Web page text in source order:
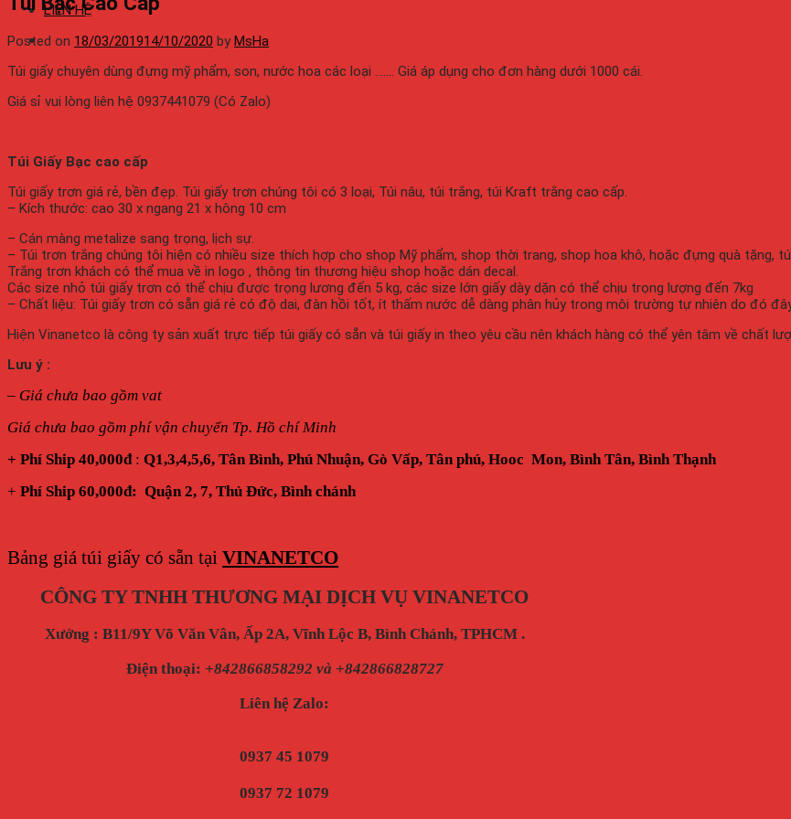
LIÊN HỆ
Posted on 18/03/201914/10/2020 byMsHa
Túi giấy chuyên dùng đựng mỹ phẩm, son, nước hoa các loại ……. Giá áp dụng cho đơn hàng dưới 1000 cái.
Giá sỉ vui lòng liên hệ 0937441079 (Có Zalo)
Túi Giấy Bạc cao cấp
Túi giấy trơn giá rẻ, bền đẹp. Túi giấy trơn chúng tôi có 3 loại, Túi nâu, túi trắng, túi Kraft trắng cao cấp.
– Kích thước: cao 30 x ngang 21 x hông 10 cm
– Cán màng metalize sang trọng, lịch sự.
– Túi trơn trắng chúng tôi hiện có nhiều size thích hợp cho shop Mỹ phẩm, shop thời trang, shop hoa khô, hoặc đựng quà tặng,
Trắng trơn khách có thể mua về in logo , thông tin thương hiệu shop hoặc dán decal.
Các size nhỏ túi giấy trơn có thể chịu được trọng lương đến 5 kg, các size lớn giấy dày dặn có thể chịu trọng lượng đến 7kg
– Chất liệu: Túi giấy trơn có sẵn giá rẻ có độ dai, đàn hồi tốt, ít thấm nước dễ dàng phân hủy trong môi trường tự nhiên do đó
Hiện Vinanetco là công ty sản xuất trực tiếp túi giấy có sẵn và túi giấy in theo yêu cầu nên khách hàng có thể yên tâm về chất
Lưu ý :
– Giá chưa bao gồm vat
Giá chưa bao gồm phí vận chuyển Tp. Hồ chí Minh
+ Phí Ship 40,000đ: Q1,3,4,5,6, Tân Bình, Phú Nhuận, Gò Vấp, Tân phú, Hooc Mon, Bình Tân, Bình Thạnh
+ Phí Ship 60,000đ: Quận 2, 7, Thủ Đức, Bình chánh
Bảng giá túi giấy có sẵn tại VINANETCO
CÔNG TY TNHH THƯƠNG MẠI DỊCH VỤ VINANETCO
Xưởng : B11/9Y Võ Văn Vân, Ấp 2A, Vĩnh Lộc B, Bình Chánh, TPHCM .
Điện thoại: +842866858292 và +842866828727
Liên hệ Zalo:
0937 45 1079
0937 72 1079